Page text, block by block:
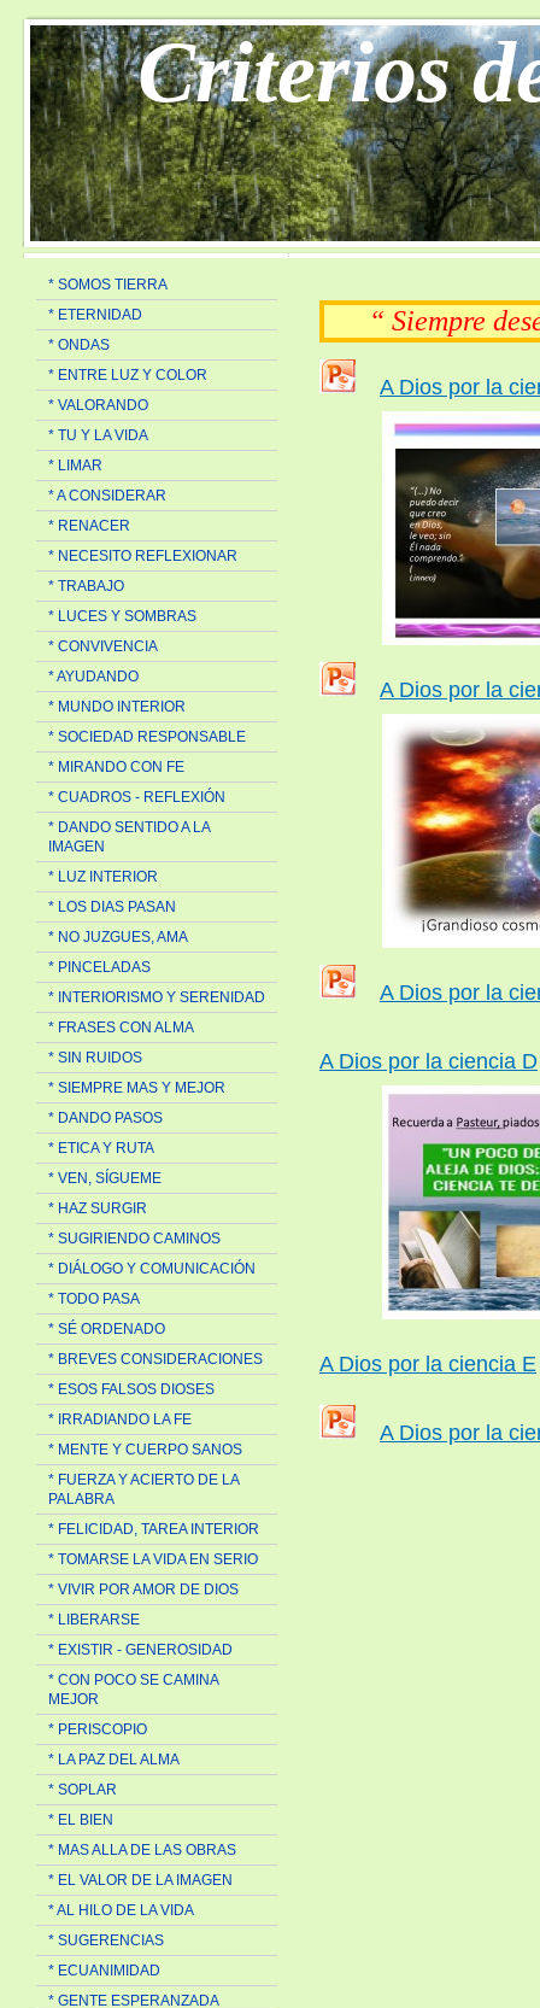
Criterios
* SOMOS TIERRA
* ETERNIDAD
* ONDAS
* ENTRE LUZ Y COLOR
* VALORANDO
* TU Y LA VIDA
* LIMAR
* A CONSIDERAR
* RENACER
* NECESITO REFLEXIONAR
* TRABAJO
* LUCES Y SOMBRAS
* CONVIVENCIA
* AYUDANDO
* MUNDO INTERIOR
* SOCIEDAD RESPONSABLE
* MIRANDO CON FE
* CUADROS - REFLEXIÓN
* DANDO SENTIDO A LA
IMAGEN
* LUZ INTERIOR
* LOS DIAS PASAN
* NO JUZGUES, AMA
* PINCELADAS
* INTERIORISMO Y SERENIDAD
* FRASES CON ALMA
* SIN RUIDOS
* SIEMPRE MAS Y MEJOR
* DANDO PASOS
* ETICA Y RUTA
* VEN, SÍGUEME
* HAZ SURGIR
* SUGIRIENDO CAMINOS
* DIÁLOGO Y COMUNICACIÓN
* TODO PASA
* SÉ ORDENADO
* BREVES CONSIDERACIONES
* ESOS FALSOS DIOSES
* IRRADIANDO LA FE
* MENTE Y CUERPO SANOS
* FUERZA Y ACIERTO DE LA
PALABRA
* FELICIDAD, TAREA INTERIOR
* TOMARSE LA VIDA EN SERIO
* VIVIR POR AMOR DE DIOS
* LIBERARSE
* EXISTIR - GENEROSIDAD
* CON POCO SE CAMINA
MEJOR
* PERISCOPIO
* LA PAZ DEL ALMA
* SOPLAR
* EL BIEN
* MAS ALLA DE LAS OBRAS
* EL VALOR DE LA IMAGEN
* AL HILO DE LA VIDA
* SUGERENCIAS
* ECUANIMIDAD
* GENTE ESPERANZADA
“ Siempre
A Dios por la
A Dios por la
A Dios por la
A Dios por la ciencia D
A Dios por la ciencia E
A Dios por la